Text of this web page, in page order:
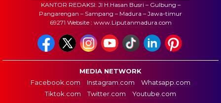
KANTOR REDAKSI: Jl H.Hasan Busri – Gulbung –
Pangarengan – Sampang – Madura – Jawa-timur
69271 Website : www.Liputanmadura.com
MEDIA NETWORK
Facebook.com
Instagram.com
Whatsapp.com
Tiktok.com
Twitter.com Youtube.com